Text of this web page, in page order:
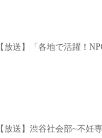
【放送】「各地で活躍！
【放送】渋谷社会部~不妊